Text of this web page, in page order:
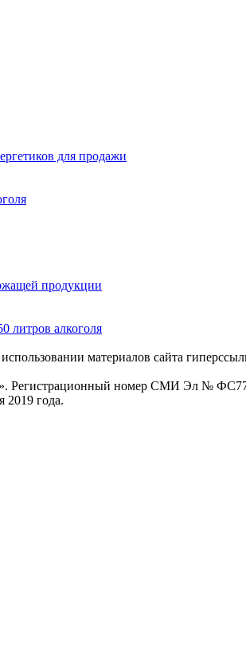
для продажи
продукции
литров алкоголя
материалов сайта
Регистрационный номер СМИ Эл №
2019 года.